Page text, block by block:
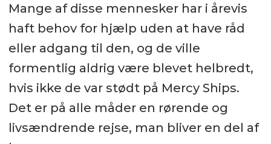
Mange af disse mennesker har i årevis
haft behov for hjælp uden at have råd
eller adgang til den, og de ville
formentlig aldrig være blevet helbredt,
hvis ikke de var stødt på Mercy Ships.
Det er på alle måder en rørende og
livsændrende rejse, man bliver en del af